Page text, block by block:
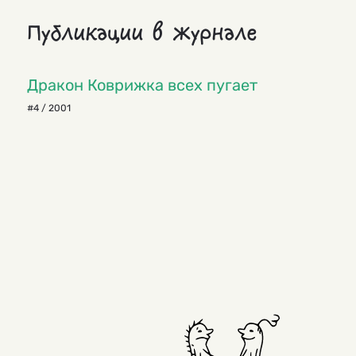
Публикации в журнале
Дракон Коврижка всех пугает
#4 / 2001